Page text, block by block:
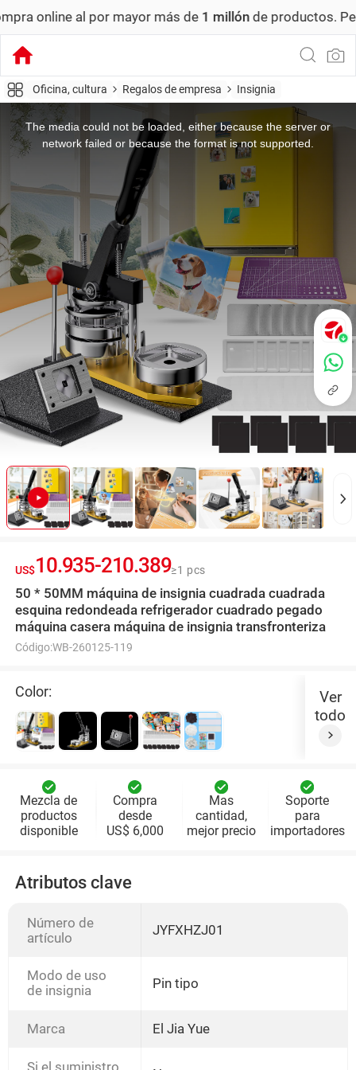
al por mayor más de1 millónde productos. Pedido
Oficina, cultura Regalos de empresa Insignia
This
modal
window.
The media could not be loaded, either because the server or
network failed or because the format is not supported.
US$10.935-210.389≥1 pcs
50 * 50MM máquina de insignia cuadrada cuadrada
esquina redondeada refrigerador cuadrado pegado
máquina casera máquina de insignia transfronteriza
Código:WB-260125-119
Color:
Ver
todo
Mezcla de
productos
disponible
Compra
desde
US$ 6,000
Mas
cantidad,
mejor precio
Soporte
para
importadores
Atributos clave
Número de
artículo
JYFXHZJ01
Modo de uso
de insignia
Pin tipo
Marca El Jia Yue
Si el suministro